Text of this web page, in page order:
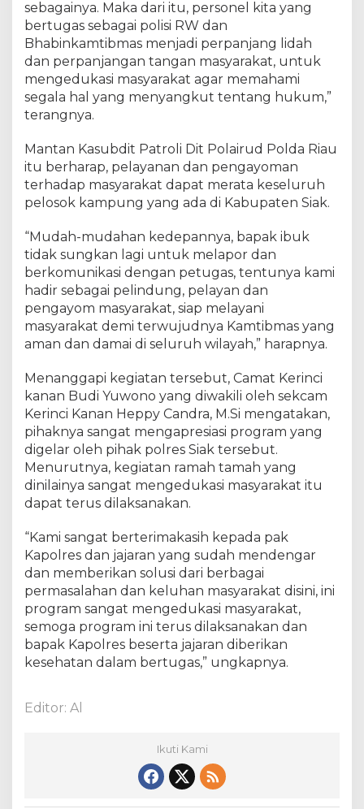
P
e
l
o
s
o
p
u
n
sebagainya. Maka dari itu, personel kita yang
bertugas sebagai polisi RW dan
Bhabinkamtibmas menjadi perpanjang lidah
dan perpanjangan tangan masyarakat, untuk
mengedukasi masyarakat agar memahami
segala hal yang menyangkut tentang hukum,”
terangnya.
Mantan Kasubdit Patroli Dit Polairud Polda Riau
itu berharap, pelayanan dan pengayoman
terhadap masyarakat dapat merata keseluruh
pelosok kampung yang ada di Kabupaten Siak.
“Mudah-mudahan kedepannya, bapak ibuk
tidak sungkan lagi untuk melapor dan
berkomunikasi dengan petugas, tentunya kami
hadir sebagai pelindung, pelayan dan
pengayom masyarakat, siap melayani
masyarakat demi terwujudnya Kamtibmas yang
aman dan damai di seluruh wilayah,” harapnya.
Menanggapi kegiatan tersebut, Camat Kerinci
kanan Budi Yuwono yang diwakili oleh sekcam
Kerinci Kanan Heppy Candra, M.Si mengatakan,
pihaknya sangat mengapresiasi program yang
digelar oleh pihak polres Siak tersebut.
Menurutnya, kegiatan ramah tamah yang
dinilainya sangat mengedukasi masyarakat itu
dapat terus dilaksanakan.
“Kami sangat berterimakasih kepada pak
Kapolres dan jajaran yang sudah mendengar
dan memberikan solusi dari berbagai
permasalahan dan keluhan masyarakat disini, ini
program sangat mengedukasi masyarakat,
semoga program ini terus dilaksanakan dan
bapak Kapolres beserta jajaran diberikan
kesehatan dalam bertugas,” ungkapnya.
Editor: Al
Ikuti Kami